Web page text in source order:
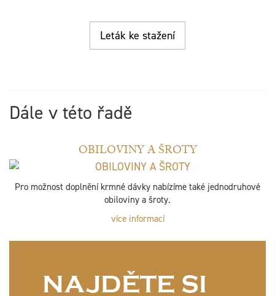
Leták ke stažení
Dále v této řadě
OBILOVINY A ŠROTY
Pro možnost doplnění krmné dávky nabízíme také jednodruhové
obiloviny a šroty.
více informací
NAJDĚTE SI